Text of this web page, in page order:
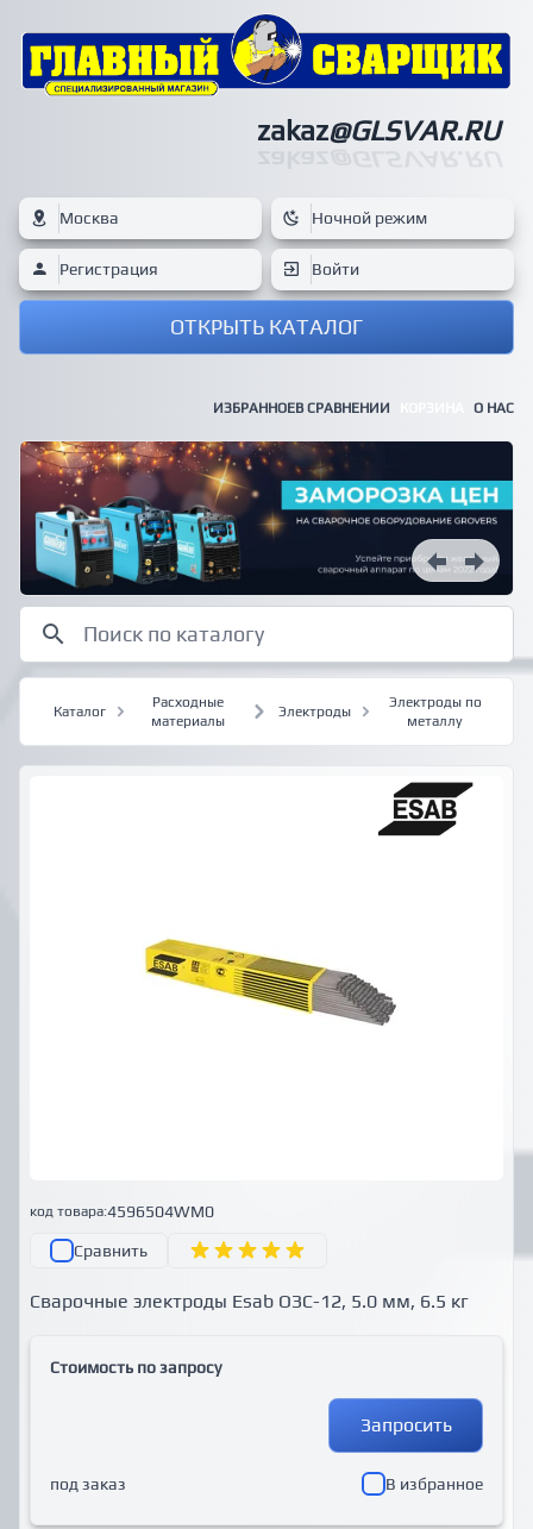
zakaz@GLSVAR.RU
Москва Ночной режим
Регистрация Войти
ОТКРЫТЬ КАТАЛОГ
ИЗБРАННОЕВ СРАВНЕНИИ О НАС
Каталог
Расходные
материалы
Электроды
Электроды по
металлу
код товара:4596504WM0
Сравнить
Сварочные электроды Esab ОЗС-12, 5.0 мм, 6.5 кг
Стоимость по запросу
Запросить
под заказ В избранное